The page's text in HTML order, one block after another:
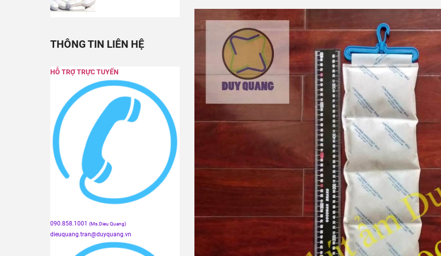
THÔNG TIN LIÊN HỆ
HỖ TRỢ TRỰC TUYẾN
090.858.1001 (Ms.Dieu Quang)
dieuquang.tran@duyquang.vn